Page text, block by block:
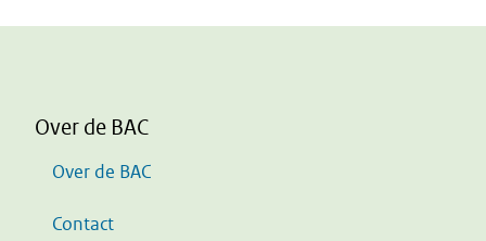
Over de BAC
Over de BAC
Contact